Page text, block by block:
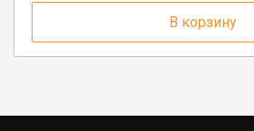
17
п. Депо, ул. Советская, д. 13
В корзину